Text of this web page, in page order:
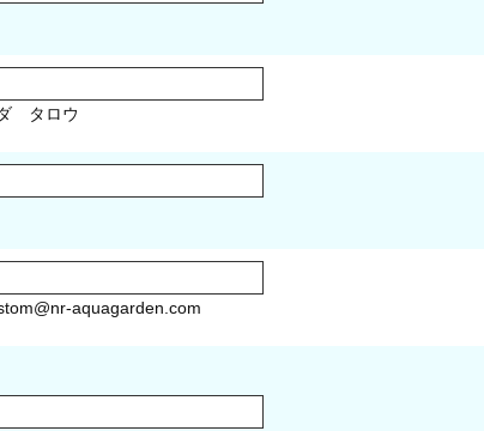
タロウ
aquagarden.com